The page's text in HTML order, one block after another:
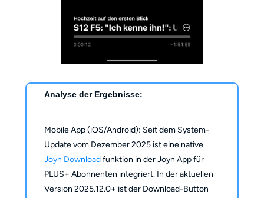
Analyse der Ergebnisse:
Mobile App (iOS/Android): Seit dem System-
Update vom Dezember 2025 ist eine native
Joyn Downloadfunktion in der Joyn App für
PLUS+ Abonnenten integriert. In der aktuellen
Version 2025.12.0+ ist der Download-Button